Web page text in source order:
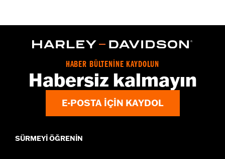
In the Box:Derby cover and chrome-plated stainless steel
WARRANTY:,,,,,,,,,,,,,,,,,,,,,,,,,,,,,,,,,,,,,,,,,,,,,,,,,,,,,,,,,,,,,,,,,
HABER BÜLTENİNE KAYDOLUN
Habersiz kalmayın
E-POSTA IÇIN KAYDOL
SÜRMEYI ÖĞRENIN